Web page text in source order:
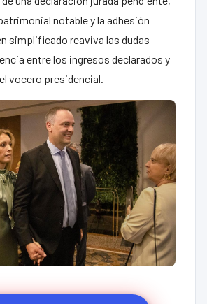
notable y la adhesión
simplificado reaviva las dudas
entre los ingresos declarados y
vocero presidencial.